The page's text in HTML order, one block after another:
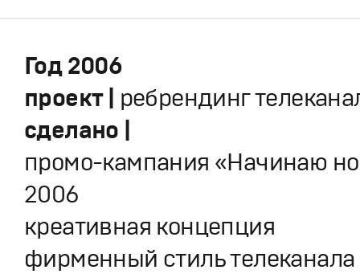
Год 2006
проект | ребрендинг
сделано |
промо-кампания «Начинаю
2006
креативная концепция
фирменный стиль телеканала